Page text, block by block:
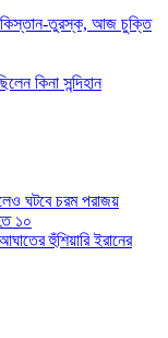
তুরস্ক, আজ চুক্তি
কিনা সন্দিহান
ঘটবে চরম পরাজয়
১০
হুঁশিয়ারি ইরানের